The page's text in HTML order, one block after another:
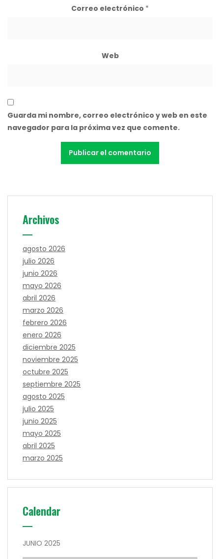
Correo electrónico *
Web
Guarda mi nombre, correo electrónico y web en este
navegador para la próxima vez que comente.
Archivos
agosto 2026
julio 2026
junio 2026
mayo 2026
abril 2026
marzo 2026
febrero 2026
enero 2026
diciembre 2025
noviembre 2025
octubre 2025
septiembre 2025
agosto 2025
julio 2025
junio 2025
mayo 2025
abril 2025
marzo 2025
Calendar
JUNIO 2025